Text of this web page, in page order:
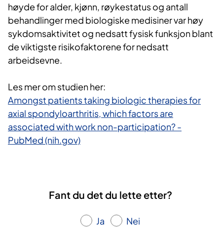
høyde for alder, kjønn, røykestatus og antall
behandlinger med biologiske medisiner var høy
sykdomsaktivitet og nedsatt fysisk funksjon blant
de viktigste risikofaktorene for nedsatt
arbeidsevne.
Les mer om studien her:
Amongst patients taking biologic therapies for
axial spondyloarthritis, which factors are
associated with work non-participation? -
PubMed (nih.gov)
Fant du det du lette etter?
Ja Nei